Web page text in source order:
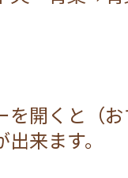
を開くと（
来ます。